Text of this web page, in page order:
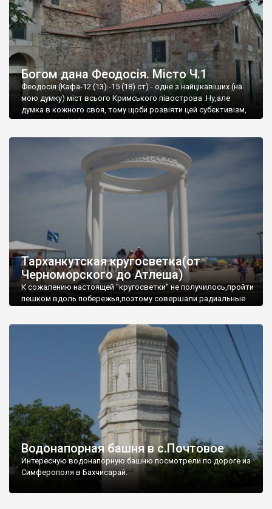
Богом дана Феодосія. Місто Ч.1
Феодосія (Кафа-12 (13) -15 (18) ст) - одне з найцікавіших (на
мою думку) міст всього Кримського півострова .Ну,але
думка в кожного своя, тому щоби розвіяти цей субєктивізм,
запрошую відвідати це
Тарханкутская кругосветка(от
Черноморского до Атлеша)
К сожалению настоящей "кругосветки" не получилось,пройти
пешком вдоль побережья,поэтому совершали радиальные
Водонапорная башня в с.Почтовое
Интересную водонапорную башню посмотрели по дороге из
Симферополя в Бахчисарай.